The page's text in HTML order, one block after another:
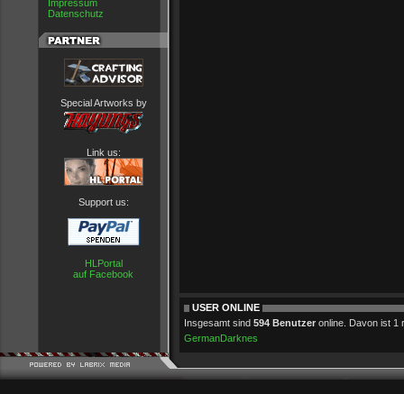
Impressum
Datenschutz
Special Artworks by
Link us:
Support us:
HLPortal
auf Facebook
USER ONLINE
Insgesamt sind 594 Benutzer online. Davon ist 1
GermanDarknes